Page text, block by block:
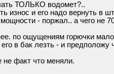
ТОЛЬКО водомет?..
износ и его надо вернуть в
- поржал.. а чего не
по ощущениям горючки
в бак лезть - и предположу
не факт что меняли.